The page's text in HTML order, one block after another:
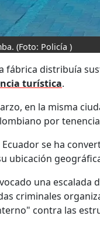
(Foto: Policía )
fábrica distribuía
turística.
en la misma
por
Ecuador se ha
ubicación
una escalada
criminales
contra las